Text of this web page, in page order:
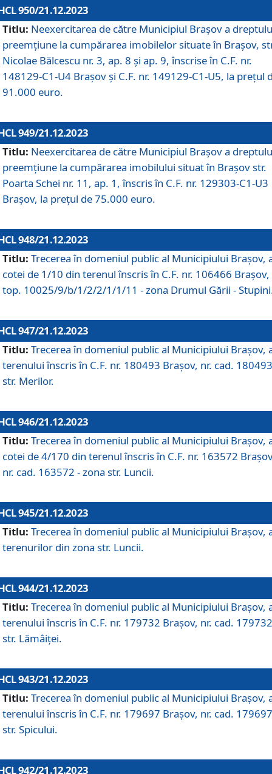
950/21.12.2023
Titlu: Neexercitarea de către Municipiul Brașov a
preemțiune la cumpărarea imobilelor situate în Brașov,
Nicolae Bălcescu nr. 3, ap. 8 și ap. 9, înscrise în C.F. nr.
148129-C1-U4 Brașov și C.F. nr. 149129-C1-U5, la prețul
91.000 euro.
949/21.12.2023
Titlu: Neexercitarea de către Municipiul Brașov a
preemțiune la cumpărarea imobilului situat în Brașov str.
Poarta Schei nr. 11, ap. 1, înscris în C.F. nr. 129303-C1-U3
Brașov, la prețul de 75.000 euro.
948/21.12.2023
Titlu: Trecerea în domeniul public al Municipiului Braşov,
cotei de 1/10 din terenul înscris în C.F. nr. 106466 Brașov,
top. 10025/9/b/1/2/2/1/1/11 - zona Drumul Gării -
947/21.12.2023
Titlu: Trecerea în domeniul public al Municipiului Braşov,
terenului înscris în C.F. nr. 180493 Brașov, nr. cad.
str. Merilor.
946/21.12.2023
Titlu: Trecerea în domeniul public al Municipiului Braşov,
cotei de 4/170 din terenul înscris în C.F. nr. 163572
nr. cad. 163572 - zona str. Luncii.
945/21.12.2023
Titlu: Trecerea în domeniul public al Municipiului Braşov,
terenurilor din zona str. Luncii.
944/21.12.2023
Titlu: Trecerea în domeniul public al Municipiului Braşov,
terenului înscris în C.F. nr. 179732 Brașov, nr. cad.
str. Lămâiței.
943/21.12.2023
Titlu: Trecerea în domeniul public al Municipiului Braşov,
terenului înscris în C.F. nr. 179697 Brașov, nr. cad.
str. Spicului.
942/21.12.2023